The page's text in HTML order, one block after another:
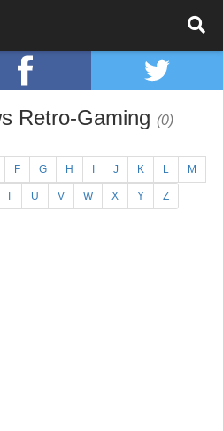
Retro-Gaming (0)
F G H J K L M
T U V W X Y Z